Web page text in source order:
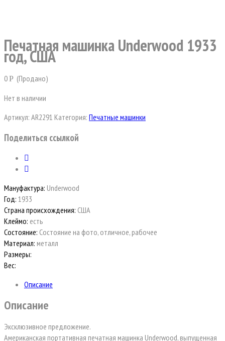
Печатная машинка Underwood 1933
год, США
0Р (Продано)
Нет в наличии
Артикул: AR2291 Категория: Печатные машинки
Поделиться ссылкой
Мануфактура: Underwood
Год: 1933
Страна происхождения: США
Клеймо: есть
Состояние: Состояние на фото, отличное, рабочее
Материал: металл
Размеры:
Вес:
Описание
Описание
Эксклюзивное предложение.
Американская портативная печатная машинка Underwood, выпущенная